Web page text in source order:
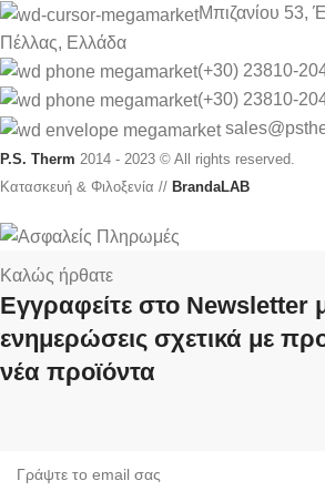
Μπιζανίου 53,
Πέλλας, Ελλάδα
(+30) 23810-
(+30) 23810-
sales
P.S. Therm 2014 - 2023 © All rights reserved.
Κατασκευή & Φιλοξενία // BrandaLAB
Καλώς ήρθατε
Εγγραφείτε στο Newsletter
ενημερώσεις σχετικά με
νέα προϊόντα